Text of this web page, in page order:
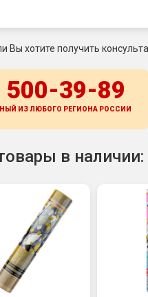
Вы хотите получить
500-39-89
ИЗ ЛЮБОГО РЕГИОНА РОССИИ
в наличии: